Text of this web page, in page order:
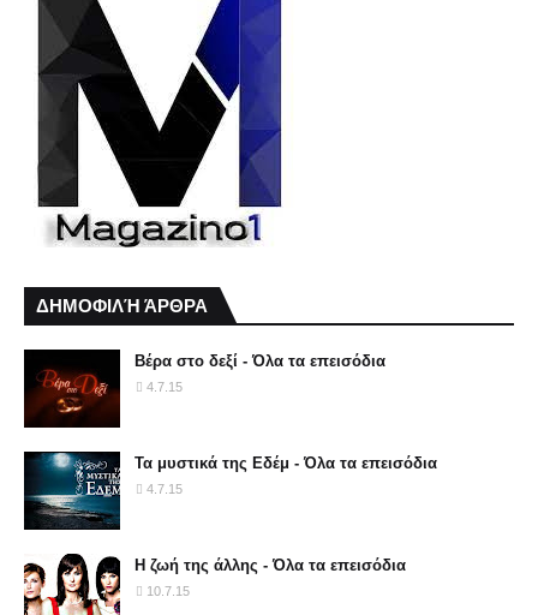
ΔΗΜΟΦΙΛΉ ΆΡΘΡΑ
Βέρα στο δεξί - Όλα τα επεισόδια
4.7.15
Τα μυστικά της Εδέμ - Όλα τα επεισόδια
4.7.15
Η ζωή της άλλης - Όλα τα επεισόδια
10.7.15